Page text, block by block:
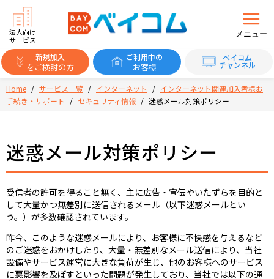
Home / サービス一覧 / インターネット / インターネット関連加入者様お
手続き・サポート
/ セキュリティ情報 / 迷惑メール対策ポリシー
法人向け
サービス
メニュー
新規加入
をご検討の方
ご利用中の
お客様
ベイコム
チャンネル
迷惑メール対策ポリシー
受信者の許可を得ること無く、主に広告・宣伝やいたずらを目的と
して大量かつ無差別に送信されるメール（以下迷惑メールとい
う。）が多数確認されています。
昨今、このような迷惑メールにより、お客様に不快感を与えるなど
のご迷惑をおかけしたり、大量・無差別なメール送信により、当社
設備やサービス運営に大きな負荷が生じ、他のお客様へのサービス
に悪影響を及ぼすといった問題が発生しており、当社では以下の通